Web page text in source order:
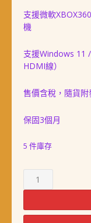
支援微軟
機
支援Windows 11
HDMI線）
售價含稅，隨貨附
保固3個月
5 件庫存
3.5